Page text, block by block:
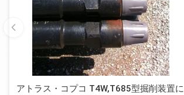
アトラス・コプコ T4W,T685型掘削装置に